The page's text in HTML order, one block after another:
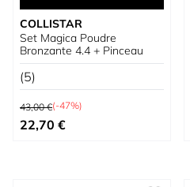
COLLISTAR
Set Magica Poudre
Bronzante 4.4 + Pinceau
(5)
Prix normal
43,00 €(-47%)
Prix spécial
22,70 €